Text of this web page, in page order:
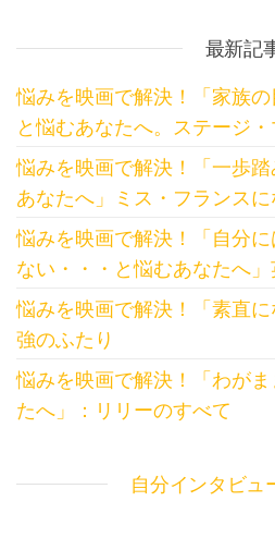
最新記
悩みを映画で解決！「家族の
と悩むあなたへ。ステージ
悩みを映画で解決！「一歩
あなたへ」ミス・フランスに
悩みを映画で解決！「自分
ない・・・と悩むあなたへ
悩みを映画で解決！「素直
強のふたり
悩みを映画で解決！「わが
たへ」：リリーのすべて
自分インタビュ